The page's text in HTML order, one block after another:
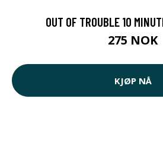
OUT OF TROUBLE 10
275 NOK
KJØP NÅ